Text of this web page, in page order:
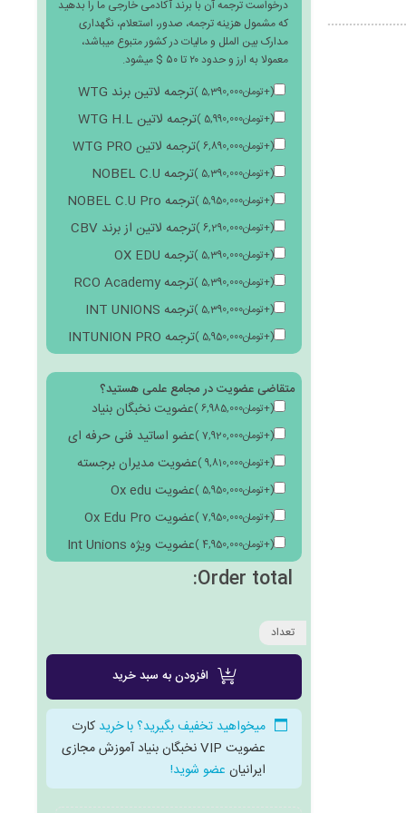
درخواست ترجمه آن با برند آکادمی خارجی ما را بدهید
که مشمول هزینه ترجمه، صدور، استعلام، نگهداری
مدارک بین الملل و مالیات در کشور متبوع میباشد،
معمولا به ارز و حدود ۲۰ تا ۵۰ $ میشود.
ترجمه لاتین برند WTG (
+
5,390,000تومان )
ترجمه لاتین WTG H.L (
+
5,990,000تومان )
ترجمه لاتین WTG PRO (
+
6,890,000تومان )
ترجمه NOBEL C.U (
+
5,390,000تومان )
ترجمه NOBEL C.U Pro (
+
5,950,000تومان )
ترجمه لاتین از برند CBV (
+
6,290,000تومان )
ترجمه OX EDU (
+
5,390,000تومان )
ترجمه RCO Academy (
+
5,390,000تومان )
ترجمه INT UNIONS (
+
5,390,000تومان )
ترجمه INTUNION PRO (
+
5,950,000تومان )
متقاضی عضویت در مجامع علمی هستید؟
عضویت نخبگان بنیاد (
+
6,985,000تومان )
عضو اساتید فنی حرفه ای (
+
7,920,000تومان )
عضویت مدیران برجسته (
+
9,810,000تومان )
عضویت Ox edu (
+
5,950,000تومان )
عضویت Ox Edu Pro (
+
7,950,000تومان )
عضویت ویژه Int Unions (
+
4,950,000تومان )
Order total:
تعداد
افزودن به سبد خرید
میخواهید تخفیف بگیرید؟ با خرید کارت
عضویت VIP نخبگان بنیاد آموزش مجازی
ایرانیان عضو شوید!